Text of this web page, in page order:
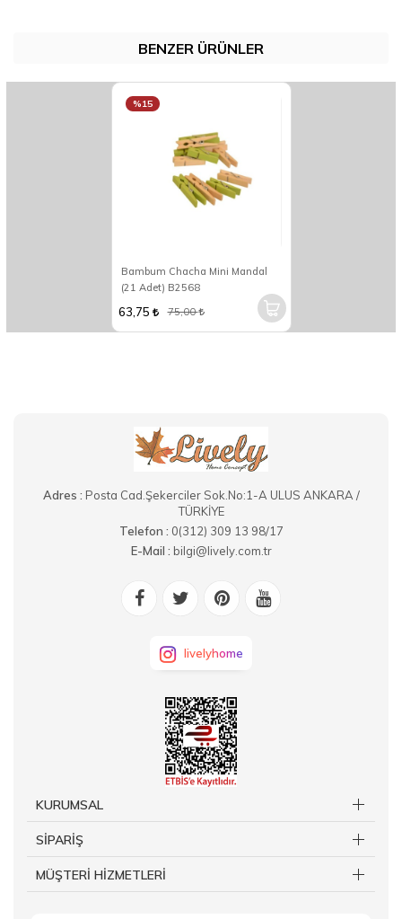
BENZER ÜRÜNLER
Bambum Chacha Mini Mandal
(21 Adet) B2568
%15
63,75 75,00
Adres : Posta Cad.Şekerciler Sok.No:1-A ULUS ANKARA /
TÜRKİYE
Telefon : 0(312) 309 13 98/17
E-Mail : bilgi@lively.com.tr
livelyhome
KURUMSAL
SİPARİŞ
MÜŞTERİ HİZMETLERİ